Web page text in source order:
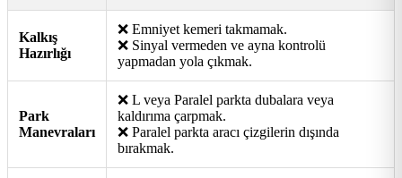
Kalkış
Hazırlığı
❌ Emniyet kemeri takmamak.
❌ Sinyal vermeden ve ayna kontrolü
yapmadan yola çıkmak.
Park
Manevraları
❌ L veya Paralel parkta dubalara veya
kaldırıma çarpmak.
❌ Paralel parkta aracı çizgilerin dışında
bırakmak.